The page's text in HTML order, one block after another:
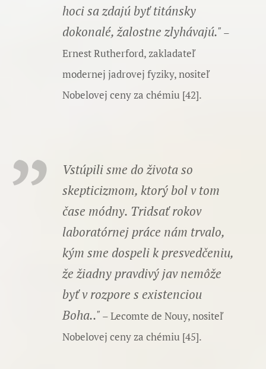
hoci sa zdajú byť titánsky
dokonalé, žalostne zlyhávajú." –
Ernest Rutherford, zakladateľ
modernej jadrovej fyziky, nositeľ
Nobelovej ceny za chémiu [42].
Vstúpili sme do života so
skepticizmom, ktorý bol v tom
čase módny. Tridsať rokov
laboratórnej práce nám trvalo,
kým sme dospeli k presvedčeniu,
že žiadny pravdivý jav nemôže
byť v rozpore s existenciou
Boha.." – Lecomte de Nouy, nositeľ
Nobelovej ceny za chémiu [45].